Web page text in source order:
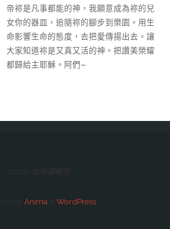
帝祢是凡事都能的神，我願意成為祢的兒
女你的器皿，追隨祢的腳步到樂園。用生
命影響生命的態度，去把愛傳揚出去。讓
大家知道祢是又真又活的神。把讚美榮耀
都歸給主耶穌。阿們~
©2022 台中靈糧堂
by Anima & WordPress.